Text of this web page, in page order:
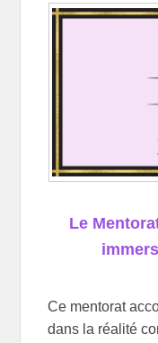
Le
Ce mentorat
dans la réalité